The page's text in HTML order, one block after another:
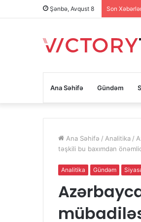
Şənbə, Avqust 8 Son
Ana Səhifə Gündəm
Ana Səhifə / Analitika /
təşkili bu baxımdan
Analitika Gündəm